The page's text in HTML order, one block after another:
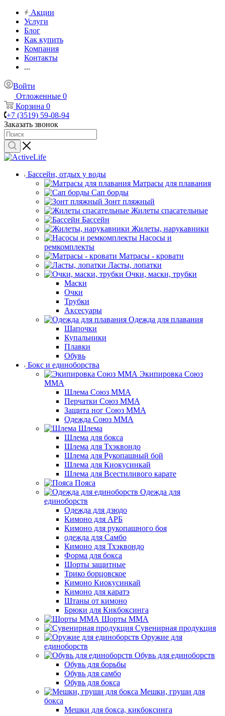
Акции
Услуги
Блог
Как купить
Компания
Контакты
...
Войти
Отложенные 0
Корзина 0
+7 (3519) 59-08-94
Заказать звонок
Бассейн, отдых у воды
Матрасы для плавания
Сап борды
Зонт пляжный
Жилеты спасательные
Бассейн
Жилеты, нарукавники
Насосы и
ремкомплекты
Матрасы - кровати
Ласты, лопатки
Очки, маски, трубки
Маски
Очки
Трубки
Аксесуары
Одежда для плавания
Шапочки
Купальники
Плавки
Обувь
Бокс и единоборства
Экипировка Союз
ММА
Шлема Союз ММА
Перчатки Союз ММА
Защита ног Союз ММА
Одежда Союз ММА
Шлема
Шлема для бокса
Шлема для Тхэквондо
Шлема для Рукопашный бой
Шлема для Киокусинкай
Шлема для Всестиливого карате
Пояса
Одежда для
единоборств
Одежда для дзюдо
Кимоно для АРБ
Кимоно для рукопашного боя
одежда для Самбо
Кимоно для Тхэквондо
Форма для бокса
Шорты защитные
Трико борцовское
Кимоно Киокусинкай
Кимоно для каратэ
Штаны от кимоно
Брюки для Кикбоксинга
Шорты ММА
Сувенирная продукция
Оружие для
единоборств
Обувь для единоборств
Обувь для борьбы
Обувь для самбо
Обувь для бокса
Мешки, груши для
бокса
Мешки для бокса, кикбоксинга